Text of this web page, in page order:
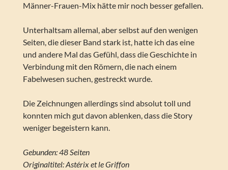
Männer-Frauen-Mix hätte mir noch besser gefallen.
Unterhaltsam allemal, aber selbst auf den wenigen
Seiten, die dieser Band stark ist, hatte ich das eine
und andere Mal das Gefühl, dass die Geschichte in
Verbindung mit den Römern, die nach einem
Fabelwesen suchen, gestreckt wurde.
Die Zeichnungen allerdings sind absolut toll und
konnten mich gut davon ablenken, dass die Story
weniger begeistern kann.
Gebunden: 48 Seiten
Originaltitel: Astérix et le Griffon